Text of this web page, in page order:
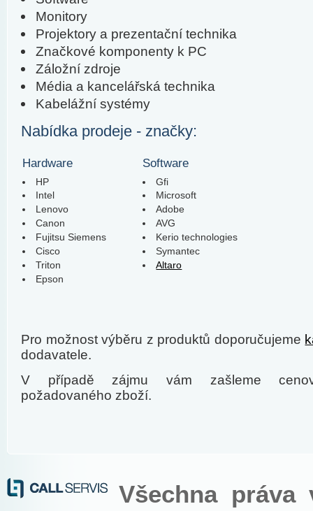
Monitory
Projektory a prezentační technika
Značkové komponenty k PC
Záložní zdroje
Média a kancelářská technika
Kabelážní systémy
Nabídka prodeje - značky:
Hardware Software
HP
Intel
Lenovo
Canon
Fujitsu Siemens
Cisco
Triton
Epson
Gfi
Microsoft
Adobe
AVG
Kerio technologies
Symantec
Altaro
Pro možnost výběru z produktů doporučujeme
dodavatele.
V případě zájmu vám zašleme
požadovaného zboží.
Všechna práva